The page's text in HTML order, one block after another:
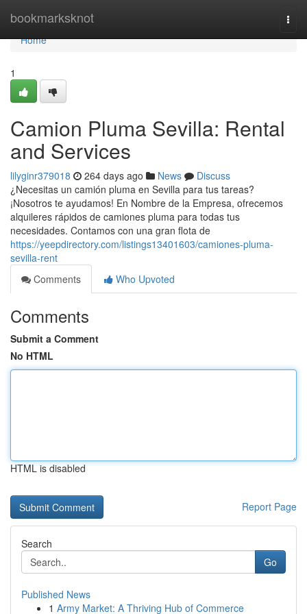
bookmarksknot
Home
Home
1
Camion Pluma Sevilla: Rental
and Services
lilyginr379018 264 days ago News
Discuss
¿Necesitas un camión pluma en Sevilla para tus tareas?
¡Nosotros te ayudamos! En Nombre de la Empresa, ofrecemos
alquileres rápidos de camiones pluma para todas tus
necesidades. Contamos con una gran flota de
https://yeepdirectory.com/listings13401603/camiones-pluma-
sevilla-rent
Comments
Who Upvoted
Comments
Submit a Comment
No HTML
HTML is disabled
Report Page
Search
Go
Published News
1 Army Market: A Thriving Hub of Commerce